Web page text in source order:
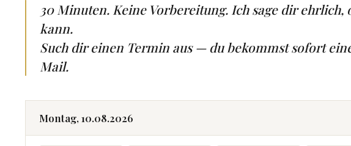
30 Minuten. Keine Vorbereitung. Ich sage dir
kann.
Such dir einen Termin aus — du bekommst sofort
Mail.
Montag, 10.08.2026